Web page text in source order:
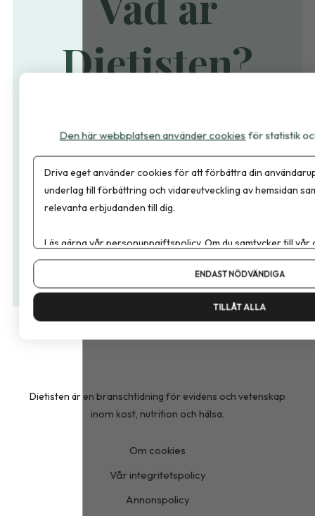
Dietisten?
praktiskt och vetenskapligt perspektiv. Vi vill
utmana
behandling, förebyggande arbete och vardag.
Tidskriften speglar dietistens breda roll i en
Läs om Dietisten
Dietisten är en branschtidning för evidens och vetenskap
inom kost, nutrition och hälsa.
Om cookies
Vår integritetspolicy
Annonspolicy
Den här webbplatsen använder cookies för statistik
Driva eget använder cookies för att förbättra din
underlag till förbättring och vidareutveckling av hemsidan
relevanta erbjudanden till dig.
Läs gärna vårpersonuppgiftspolicy. Om du samtycker till vår
Om du vill ändra ditt val i efterhand hittar du den möjligheten
ENDAST NÖDVÄNDIGA
TILLÅT ALLA